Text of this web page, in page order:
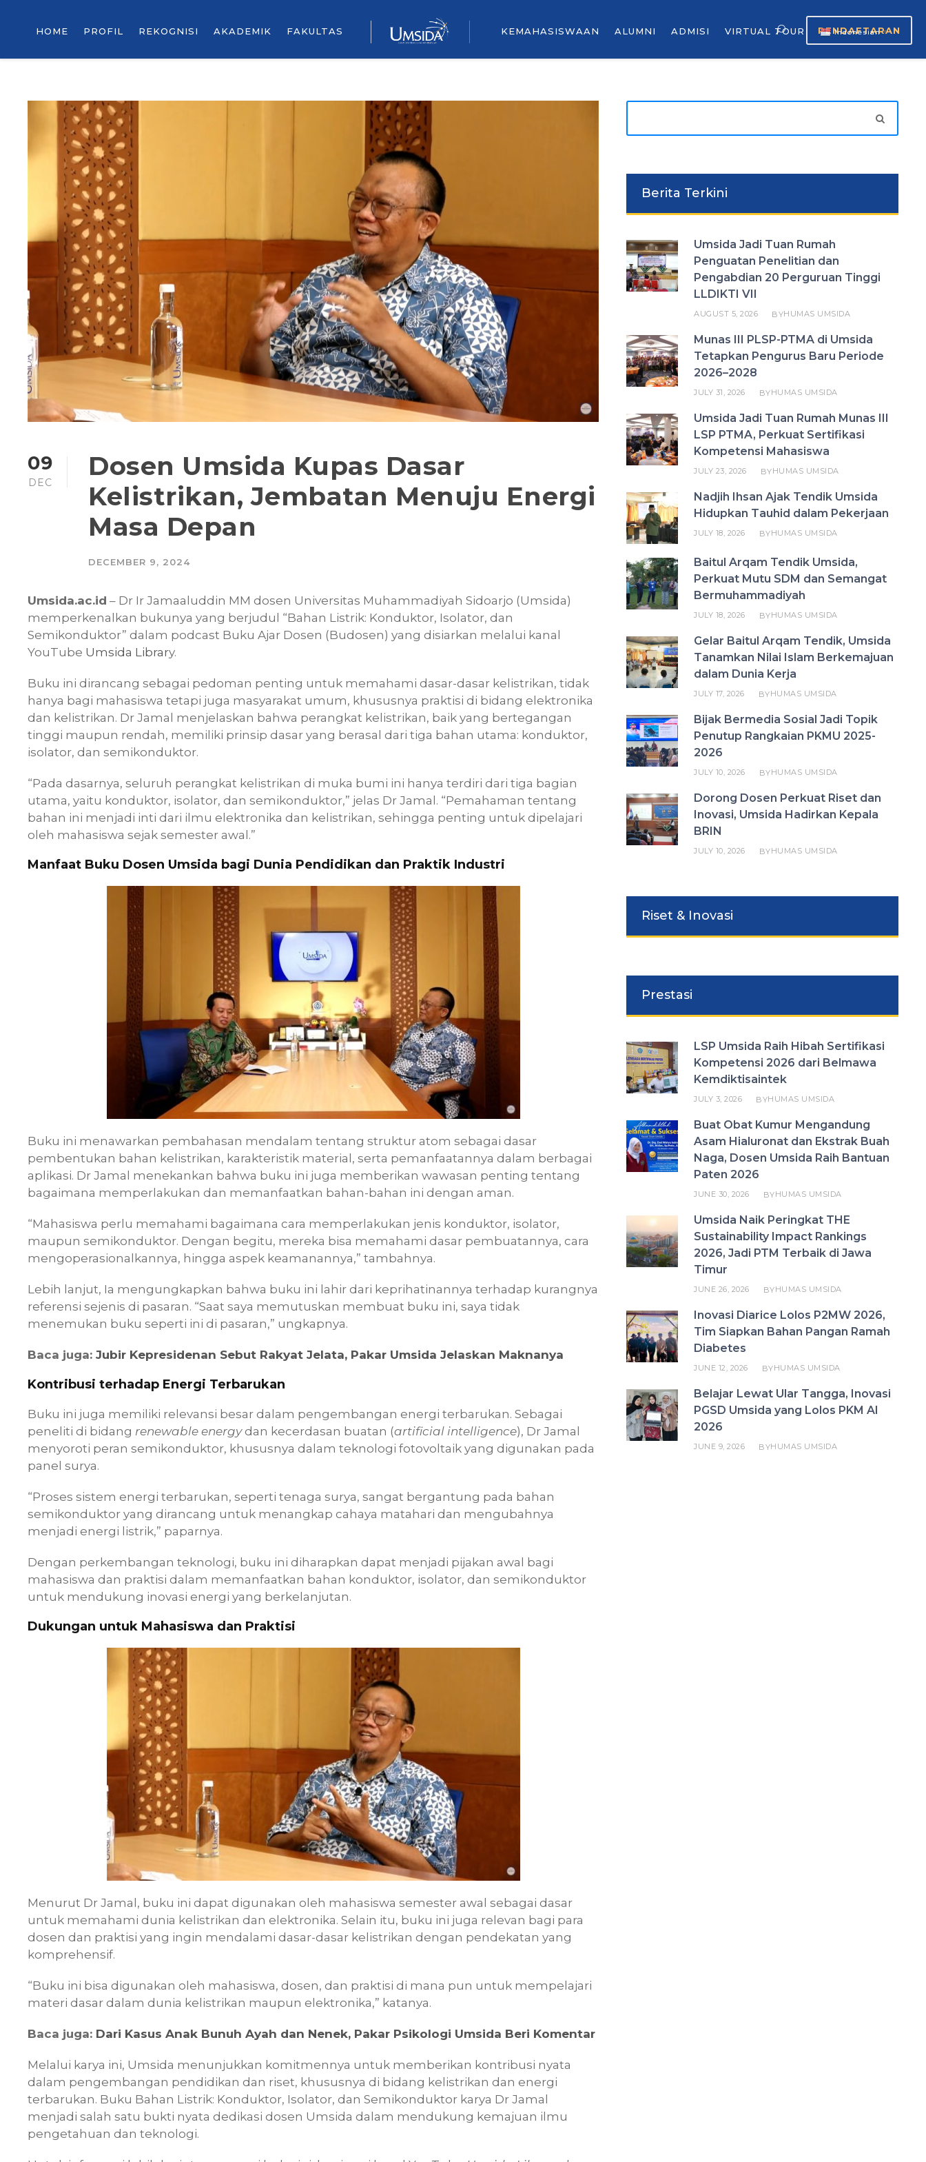
HOME PROFIL REKOGNISI AKADEMIK FAKULTAS KEMAHASISWAAN ALUMNI ADMISI VIRTUAL TOUR Indonesian ▼
PENDAFTARAN
09
DEC
Dosen Umsida Kupas Dasar
Kelistrikan, Jembatan Menuju Energi
Masa Depan
DECEMBER 9, 2024
Umsida.ac.id – Dr Ir Jamaaluddin MM dosen Universitas Muhammadiyah Sidoarjo (Umsida)
memperkenalkan bukunya yang berjudul “Bahan Listrik: Konduktor, Isolator, dan
Semikonduktor” dalam podcast Buku Ajar Dosen (Budosen) yang disiarkan melalui kanal
YouTube Umsida Library.
Buku ini dirancang sebagai pedoman penting untuk memahami dasar-dasar kelistrikan, tidak
hanya bagi mahasiswa tetapi juga masyarakat umum, khususnya praktisi di bidang elektronika
dan kelistrikan. Dr Jamal menjelaskan bahwa perangkat kelistrikan, baik yang bertegangan
tinggi maupun rendah, memiliki prinsip dasar yang berasal dari tiga bahan utama: konduktor,
isolator, dan semikonduktor.
“Pada dasarnya, seluruh perangkat kelistrikan di muka bumi ini hanya terdiri dari tiga bagian
utama, yaitu konduktor, isolator, dan semikonduktor,” jelas Dr Jamal. “Pemahaman tentang
bahan ini menjadi inti dari ilmu elektronika dan kelistrikan, sehingga penting untuk dipelajari
oleh mahasiswa sejak semester awal.”
Manfaat Buku Dosen Umsida bagi Dunia Pendidikan dan Praktik Industri
Buku ini menawarkan pembahasan mendalam tentang struktur atom sebagai dasar
pembentukan bahan kelistrikan, karakteristik material, serta pemanfaatannya dalam berbagai
aplikasi. Dr Jamal menekankan bahwa buku ini juga memberikan wawasan penting tentang
bagaimana memperlakukan dan memanfaatkan bahan-bahan ini dengan aman.
“Mahasiswa perlu memahami bagaimana cara memperlakukan jenis konduktor, isolator,
maupun semikonduktor. Dengan begitu, mereka bisa memahami dasar pembuatannya, cara
mengoperasionalkannya, hingga aspek keamanannya,” tambahnya.
Lebih lanjut, Ia mengungkapkan bahwa buku ini lahir dari keprihatinannya terhadap kurangnya
referensi sejenis di pasaran. “Saat saya memutuskan membuat buku ini, saya tidak
menemukan buku seperti ini di pasaran,” ungkapnya.
Baca juga: Jubir Kepresidenan Sebut Rakyat Jelata, Pakar Umsida Jelaskan Maknanya
Kontribusi terhadap Energi Terbarukan
Buku ini juga memiliki relevansi besar dalam pengembangan energi terbarukan. Sebagai
peneliti di bidang renewable energydan kecerdasan buatan (artificial intelligence), Dr Jamal
menyoroti peran semikonduktor, khususnya dalam teknologi fotovoltaik yang digunakan pada
panel surya.
“Proses sistem energi terbarukan, seperti tenaga surya, sangat bergantung pada bahan
semikonduktor yang dirancang untuk menangkap cahaya matahari dan mengubahnya
menjadi energi listrik,” paparnya.
Dengan perkembangan teknologi, buku ini diharapkan dapat menjadi pijakan awal bagi
mahasiswa dan praktisi dalam memanfaatkan bahan konduktor, isolator, dan semikonduktor
untuk mendukung inovasi energi yang berkelanjutan.
Dukungan untuk Mahasiswa dan Praktisi
Menurut Dr Jamal, buku ini dapat digunakan oleh mahasiswa semester awal sebagai dasar
untuk memahami dunia kelistrikan dan elektronika. Selain itu, buku ini juga relevan bagi para
dosen dan praktisi yang ingin mendalami dasar-dasar kelistrikan dengan pendekatan yang
komprehensif.
“Buku ini bisa digunakan oleh mahasiswa, dosen, dan praktisi di mana pun untuk mempelajari
materi dasar dalam dunia kelistrikan maupun elektronika,” katanya.
Baca juga: Dari Kasus Anak Bunuh Ayah dan Nenek, Pakar Psikologi Umsida Beri Komentar
Melalui karya ini, Umsida menunjukkan komitmennya untuk memberikan kontribusi nyata
dalam pengembangan pendidikan dan riset, khususnya di bidang kelistrikan dan energi
terbarukan. Buku Bahan Listrik: Konduktor, Isolator, dan Semikonduktor karya Dr Jamal
menjadi salah satu bukti nyata dedikasi dosen Umsida dalam mendukung kemajuan ilmu
pengetahuan dan teknologi.
Berita Terkini
Umsida Jadi Tuan Rumah
Penguatan Penelitian dan
Pengabdian 20 Perguruan Tinggi
LLDIKTI VII
AUGUST 5, 2026 BYHUMAS UMSIDA
Munas III PLSP-PTMA di Umsida
Tetapkan Pengurus Baru Periode
2026–2028
JULY 31, 2026 BYHUMAS UMSIDA
Umsida Jadi Tuan Rumah Munas III
LSP PTMA, Perkuat Sertifikasi
Kompetensi Mahasiswa
JULY 23, 2026 BYHUMAS UMSIDA
Nadjih Ihsan Ajak Tendik Umsida
Hidupkan Tauhid dalam Pekerjaan
JULY 18, 2026 BYHUMAS UMSIDA
Baitul Arqam Tendik Umsida,
Perkuat Mutu SDM dan Semangat
Bermuhammadiyah
JULY 18, 2026 BYHUMAS UMSIDA
Gelar Baitul Arqam Tendik, Umsida
Tanamkan Nilai Islam Berkemajuan
dalam Dunia Kerja
JULY 17, 2026 BYHUMAS UMSIDA
Bijak Bermedia Sosial Jadi Topik
Penutup Rangkaian PKMU 2025-
2026
JULY 10, 2026 BYHUMAS UMSIDA
Dorong Dosen Perkuat Riset dan
Inovasi, Umsida Hadirkan Kepala
BRIN
JULY 10, 2026 BYHUMAS UMSIDA
Riset & Inovasi
Prestasi
LSP Umsida Raih Hibah Sertifikasi
Kompetensi 2026 dari Belmawa
Kemdiktisaintek
JULY 3, 2026 BYHUMAS UMSIDA
Buat Obat Kumur Mengandung
Asam Hialuronat dan Ekstrak Buah
Naga, Dosen Umsida Raih Bantuan
Paten 2026
JUNE 30, 2026 BYHUMAS UMSIDA
Umsida Naik Peringkat THE
Sustainability Impact Rankings
2026, Jadi PTM Terbaik di Jawa
Timur
JUNE 26, 2026 BYHUMAS UMSIDA
Inovasi Diarice Lolos P2MW 2026,
Tim Siapkan Bahan Pangan Ramah
Diabetes
JUNE 12, 2026 BYHUMAS UMSIDA
Belajar Lewat Ular Tangga, Inovasi
PGSD Umsida yang Lolos PKM AI
2026
JUNE 9, 2026 BYHUMAS UMSIDA